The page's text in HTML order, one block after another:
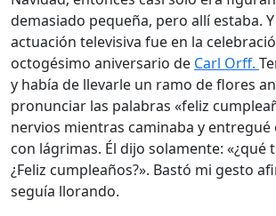
demasiado pequeña, pero allí estaba.
actuación televisiva fue en la
octogésimo aniversario de Carl Orff.
y había de llevarle un ramo de flores
pronunciar las palabras «feliz
nervios mientras caminaba y
con lágrimas. Él dijo solamente: «¿qué
¿Feliz cumpleaños?». Bastó mi gesto
seguía llorando.